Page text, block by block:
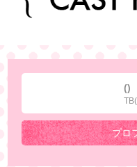
()
プロ